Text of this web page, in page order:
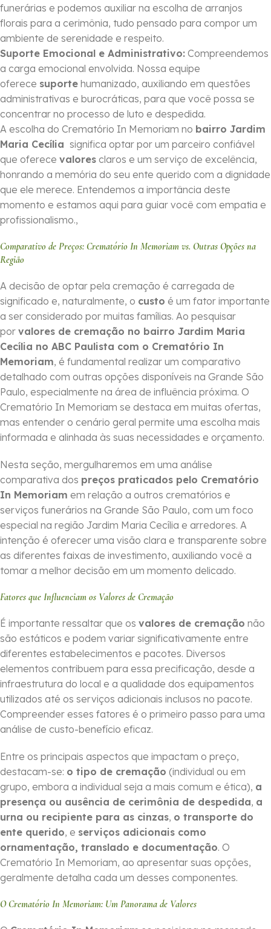
funerárias e podemos auxiliar na escolha de arranjos
florais para a cerimônia, tudo pensado para compor um
ambiente de serenidade e respeito.
Suporte Emocional e Administrativo: Compreendemos
a carga emocional envolvida. Nossa equipe
oferece suporte humanizado, auxiliando em questões
administrativas e burocráticas, para que você possa se
concentrar no processo de luto e despedida.
A escolha do Crematório In Memoriam no bairro Jardim
Maria Cecília significa optar por um parceiro confiável
que oferece valores claros e um serviço de excelência,
honrando a memória do seu ente querido com a dignidade
que ele merece. Entendemos a importância deste
momento e estamos aqui para guiar você com empatia e
profissionalismo.,
Comparativo de Preços: Crematório In Memoriam vs. Outras Opções na
Região
A decisão de optar pela cremação é carregada de
significado e, naturalmente, o custo é um fator importante
a ser considerado por muitas famílias. Ao pesquisar
por valores de cremação no bairro Jardim Maria
Cecília no ABC Paulista com o Crematório In
Memoriam, é fundamental realizar um comparativo
detalhado com outras opções disponíveis na Grande São
Paulo, especialmente na área de influência próxima. O
Crematório In Memoriam se destaca em muitas ofertas,
mas entender o cenário geral permite uma escolha mais
informada e alinhada às suas necessidades e orçamento.
Nesta seção, mergulharemos em uma análise
comparativa dos preços praticados pelo Crematório
In Memoriam em relação a outros crematórios e
serviços funerários na Grande São Paulo, com um foco
especial na região Jardim Maria Cecília e arredores. A
intenção é oferecer uma visão clara e transparente sobre
as diferentes faixas de investimento, auxiliando você a
tomar a melhor decisão em um momento delicado.
Fatores que Influenciam os Valores de Cremação
É importante ressaltar que os valores de cremação não
são estáticos e podem variar significativamente entre
diferentes estabelecimentos e pacotes. Diversos
elementos contribuem para essa precificação, desde a
infraestrutura do local e a qualidade dos equipamentos
utilizados até os serviços adicionais inclusos no pacote.
Compreender esses fatores é o primeiro passo para uma
análise de custo-benefício eficaz.
Entre os principais aspectos que impactam o preço,
destacam-se: o tipo de cremação (individual ou em
grupo, embora a individual seja a mais comum e ética), a
presença ou ausência de cerimônia de despedida, a
urna ou recipiente para as cinzas, o transporte do
ente querido, e serviços adicionais como
ornamentação, translado e documentação. O
Crematório In Memoriam, ao apresentar suas opções,
geralmente detalha cada um desses componentes.
O Crematório In Memoriam: Um Panorama de Valores